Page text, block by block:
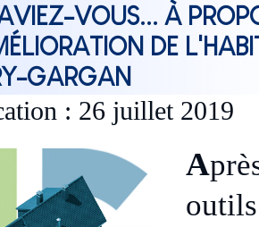
VOUS... À
DE
GARGAN
: 26 juillet 2019
A